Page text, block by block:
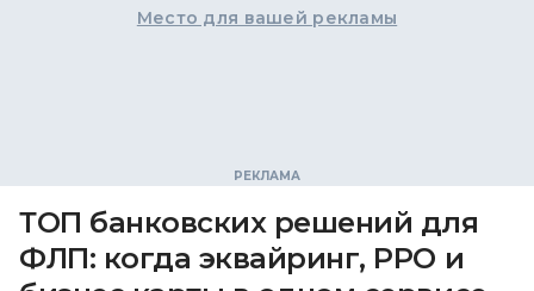
Место для вашей рекламы
ТОП банковских решений для
ФЛП: когда эквайринг, РРО и